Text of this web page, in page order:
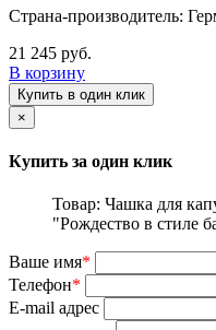
Страна-производитель:
21 245 руб.
В корзину
Купить в один клик
×
Купить за один клик
Товар: Чашка для
"Рождество в стиле
Ваше имя*
Телефон*
E-mail адрес